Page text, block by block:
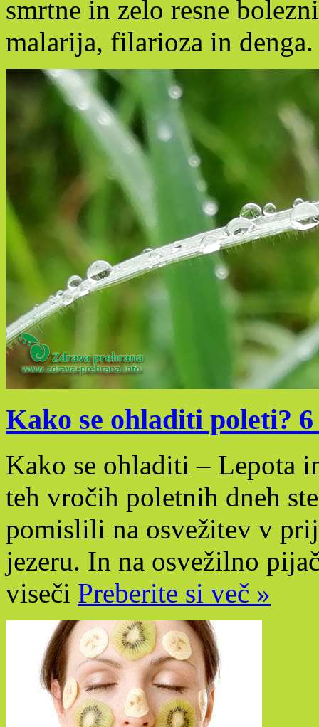
smrtne in zelo resne
malarija, filarioza in
Kako se ohladiti poleti?
Kako se ohladiti – Lepota
teh vročih poletnih dneh
pomislili na osvežitev v
jezeru. In na osvežilno
viseči Preberite si več »